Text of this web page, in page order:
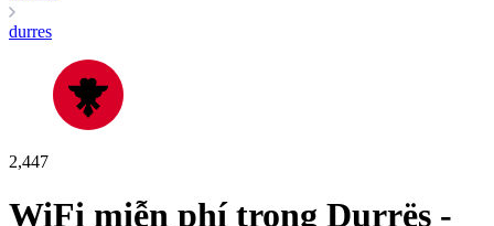
durres
2,447
WiFi miễn phí trong Durrës -